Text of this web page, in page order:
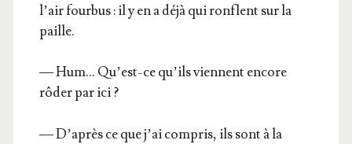
l’air four­bus : il y en a déjà qui ronflent sur la
paille.
— Hum… Qu’est-ce qu’ils viennent encore
rôder par ici ?
— D’a­près ce que j’ai com­pris, ils sont à la